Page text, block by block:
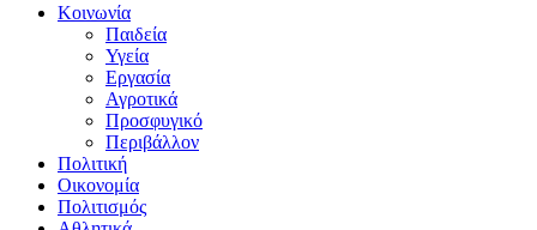
Κοινωνία
Παιδεία
Υγεία
Εργασία
Αγροτικά
Προσφυγικό
Περιβάλλον
Πολιτική
Οικονομία
Πολιτισμός